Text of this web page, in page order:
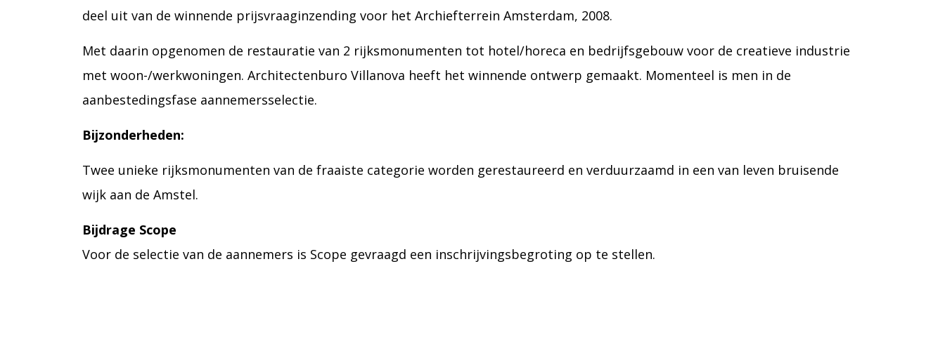
deel uit van de winnende prijsvraaginzending voor het Archiefterrein Amsterdam, 2008.
Met daarin opgenomen de restauratie van 2 rijksmonumenten tot hotel/horeca en bedrijfsgebouw voor de creatieve industrie
met woon-/werkwoningen. Architectenburo Villanova heeft het winnende ontwerp gemaakt. Momenteel is men in de
aanbestedingsfase aannemersselectie.
Bijzonderheden:
Twee unieke rijksmonumenten van de fraaiste categorie worden gerestaureerd en verduurzaamd in een van leven bruisende
wijk aan de Amstel.
Bijdrage Scope
Voor de selectie van de aannemers is Scope gevraagd een inschrijvingsbegroting op te stellen.